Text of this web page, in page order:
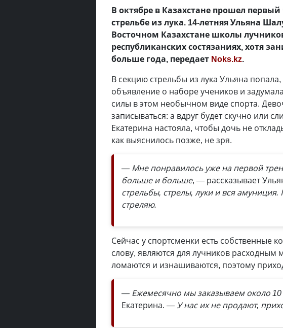
В октябре в Казахстане прошел
стрельбе из лука. 14-летняя Ульяна
Восточном Казахстане школы
республиканских состязаниях, хотя
больше года, передает Noks.kz.
В секцию стрельбы из лука Ульяна
объявление о наборе учеников и
силы в этом необычном виде спорта.
записываться: а вдруг будет скучно или
Екатерина настояла, чтобы дочь не
как выяснилось позже, не зря.
— Мне понравилось уже на первой
больше и больше, — рассказывает
стрельбы, стрелы, луки и вся амуниция.
стреляю.
Сейчас у спортсменки есть собственные
слову, являются для лучников расходным
ломаются и изнашиваются, поэтому
— Ежемесячно мы заказываем около 10
Екатерина. — У нас их не продают,